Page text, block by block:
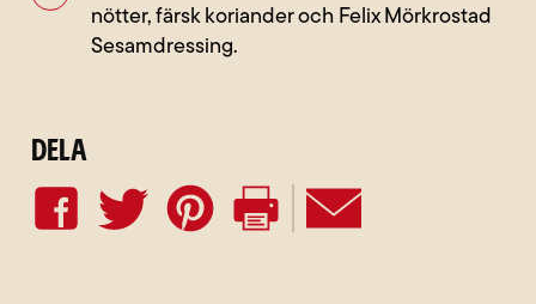
nötter, färsk koriander och Felix Mörkrostad
Sesamdressing.
Dela